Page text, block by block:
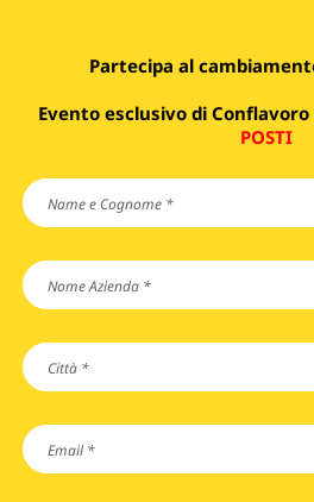
Partecipa al
Evento esclusivo di
POSTI
Name
e
Cognome
Nome
Azienda
*
Città
*
Email
*